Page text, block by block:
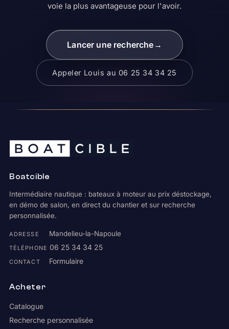
voie la plus avantageuse pour l'avoir.
Lancer une recherche →
Appeler Louis au 06 25 34 34 25
Boatcible
Intermédiaire nautique : bateaux à moteur au prix déstockage,
en démo de salon, en direct du chantier et sur recherche
personnalisée.
ADRESSE Mandelieu-la-Napoule
TÉLÉPHONE 06 25 34 34 25
CONTACT Formulaire
Acheter
Catalogue
Recherche personnalisée